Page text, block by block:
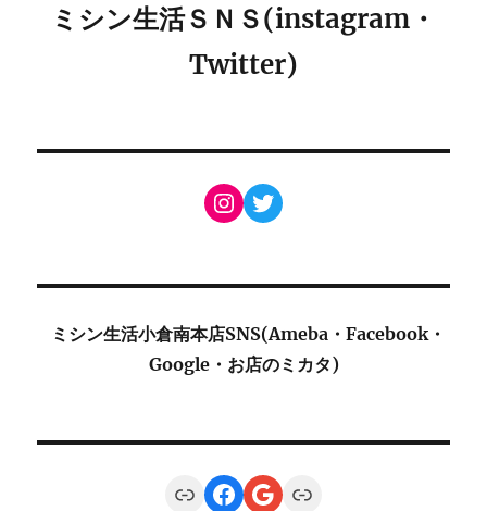
ミシン生活ＳＮＳ(instagram・
Twitter)
Instagram
Twitter
ミシン生活小倉南本店SNS(Ameba・Facebook・
Google・お店のミカタ)
LinkFacebook
Google
Link